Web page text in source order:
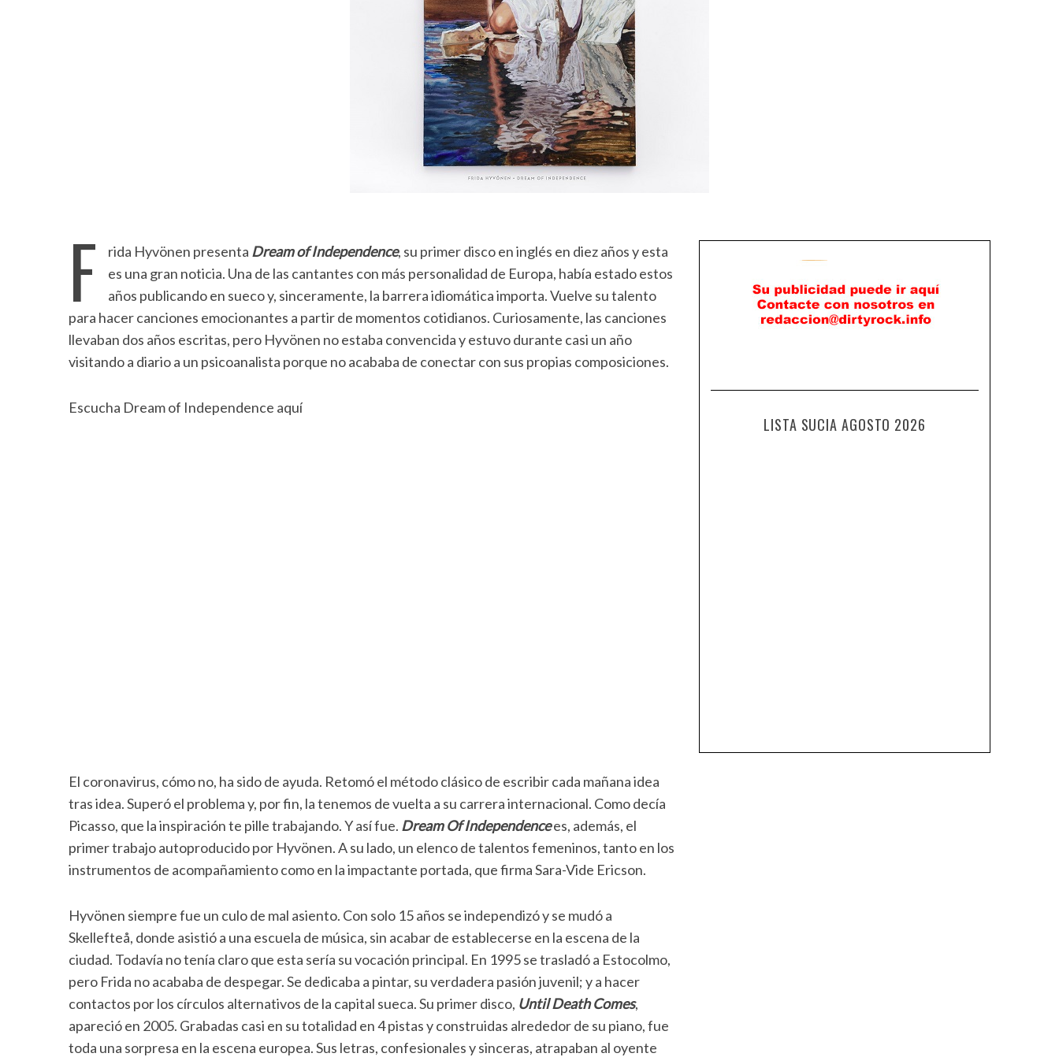
F rida Hyvönen presenta Dream of Independence, su primer disco en inglés en diez años y esta
es una gran noticia. Una de las cantantes con más personalidad de Europa, había estado estos
años publicando en sueco y, sinceramente, la barrera idiomática importa. Vuelve su talento
para hacer canciones emocionantes a partir de momentos cotidianos. Curiosamente, las canciones
llevaban dos años escritas, pero Hyvönen no estaba convencida y estuvo durante casi un año
visitando a diario a un psicoanalista porque no acababa de conectar con sus propias composiciones.
Escucha Dream of Independence aquí
El coronavirus, cómo no, ha sido de ayuda. Retomó el método clásico de escribir cada mañana idea
tras idea. Superó el problema y, por fin, la tenemos de vuelta a su carrera internacional. Como decía
Picasso, que la inspiración te pille trabajando. Y así fue. Dream Of Independencees, además, el
primer trabajo autoproducido por Hyvönen. A su lado, un elenco de talentos femeninos, tanto en los
instrumentos de acompañamiento como en la impactante portada, que firma Sara-Vide Ericson.
Hyvönen siempre fue un culo de mal asiento. Con solo 15 años se independizó y se mudó a
Skellefteå, donde asistió a una escuela de música, sin acabar de establecerse en la escena de la
ciudad. Todavía no tenía claro que esta sería su vocación principal. En 1995 se trasladó a Estocolmo,
pero Frida no acababa de despegar. Se dedicaba a pintar, su verdadera pasión juvenil; y a hacer
contactos por los círculos alternativos de la capital sueca. Su primer disco, Until Death Comes,
apareció en 2005. Grabadas casi en su totalidad en 4 pistas y construidas alrededor de su piano, fue
toda una sorpresa en la escena europea. Sus letras, confesionales y sinceras, atrapaban al oyente
LISTA SUCIA AGOSTO 2026